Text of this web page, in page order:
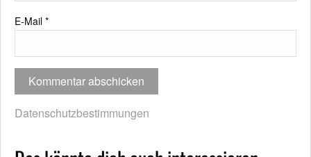
E-Mail *
Datenschutzbestimmungen